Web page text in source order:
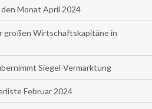
Monat April 2024
großen Wirtschaftskapitäne in
Siegel-Vermarktung
Februar 2024